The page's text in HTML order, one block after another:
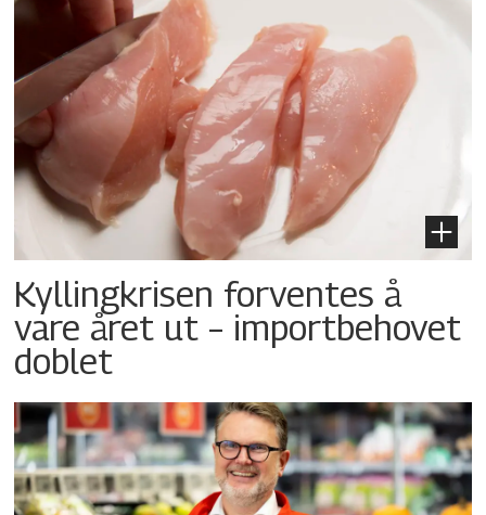
Kyllingkrisen forventes å
vare året ut – importbehovet
doblet